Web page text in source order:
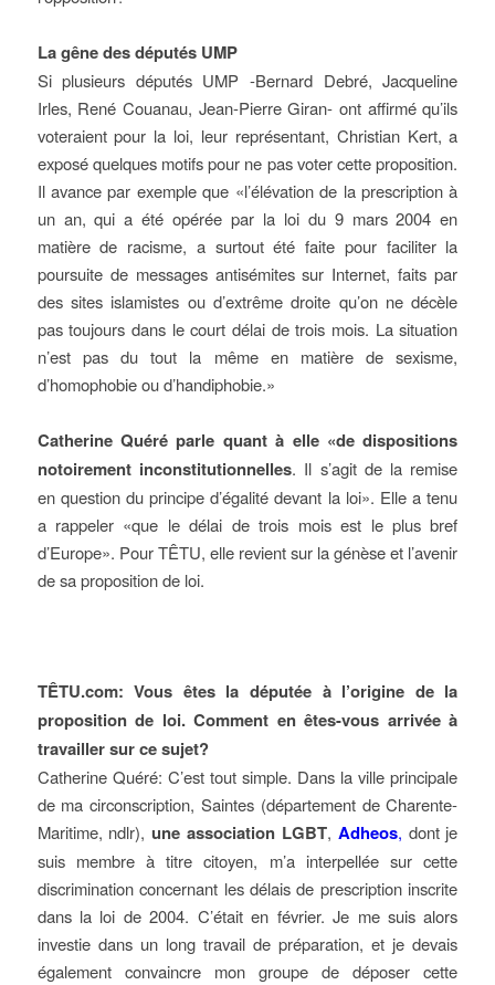
La gêne des députés UMP
Si plusieurs députés UMP -Bernard Debré, Jacqueline
Irles, René Couanau, Jean-Pierre Giran- ont affirmé qu’ils
voteraient pour la loi, leur représentant, Christian Kert, a
exposé quelques motifs pour ne pas voter cette proposition.
Il avance par exemple que «l’élévation de la prescription à
un an, qui a été opérée par la loi du 9 mars 2004 en
matière de racisme, a surtout été faite pour faciliter la
poursuite de messages antisémites sur Internet, faits par
des sites islamistes ou d’extrême droite qu’on ne décèle
pas toujours dans le court délai de trois mois. La situation
n’est pas du tout la même en matière de sexisme,
d’homophobie ou d’handiphobie.»
Catherine Quéré parle quant à elle «de dispositions
notoirement inconstitutionnelles. Il s’agit de la remise
en question du principe d’égalité devant la loi». Elle a tenu
a rappeler «que le délai de trois mois est le plus bref
d’Europe». Pour TÊTU, elle revient sur la génèse et l’avenir
de sa proposition de loi.
TÊTU.com: Vous êtes la députée à l’origine de la
proposition de loi. Comment en êtes-vous arrivée à
travailler sur ce sujet?
Catherine Quéré: C’est tout simple. Dans la ville principale
de ma circonscription, Saintes (département de Charente-
Maritime, ndlr),une association LGBT, Adheos, dont je
suis membre à titre citoyen, m’a interpellée sur cette
discrimination concernant les délais de prescription inscrite
dans la loi de 2004. C’était en février. Je me suis alors
investie dans un long travail de préparation, et je devais
également convaincre mon groupe de déposer cette